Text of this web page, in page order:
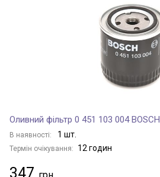
Оливний фільтр 0 451 103 004 BOSCH
В наявності: 1 шт.
Термін очікування: 12 годин
347